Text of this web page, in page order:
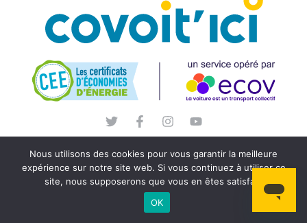
Un service opéré par ECOV
Nous utilisons des cookies pour vous garantir la meilleure
expérience sur notre site web. Si vous continuez à utiliser ce
site, nous supposerons que vous en êtes satisfait.
OK